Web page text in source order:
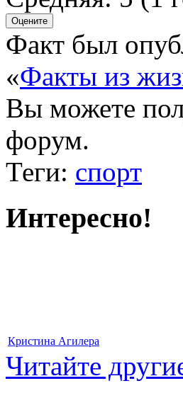
Факт был
«Факты из
Вы можете
форум.
Теги: спорт
Интересно!
Кристина Агилера
Читайте